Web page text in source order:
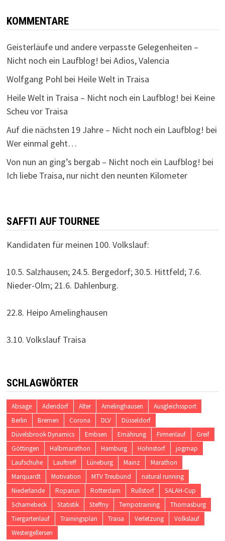
KOMMENTARE
Geisterläufe und andere verpasste Gelegenheiten –
Nicht noch ein Laufblog! bei Adios, Valencia
Wolfgang Pohl bei Heile Welt in Traisa
Heile Welt in Traisa – Nicht noch ein Laufblog! bei Keine
Scheu vor Traisa
Auf die nächsten 19 Jahre – Nicht noch ein Laufblog! bei
Wer einmal geht…
Von nun an ging’s bergab – Nicht noch ein Laufblog! bei
Ich liebe Traisa, nur nicht den neunten Kilometer
SAFFTI AUF TOURNEE
Kandidaten für meinen 100. Volkslauf:
10.5. Salzhausen; 24.5. Bergedorf; 30.5. Hittfeld; 7.6.
Nieder-Olm; 21.6. Dahlenburg.
22.8. Heipo Amelinghausen
3.10. Volkslauf Traisa
SCHLAGWÖRTER
Absage Adendorf Alter Amelinghausen
Ausgleichssport
Berlin
Bremen Corona DLV
Düsseldorf
Düvelsbrook Dynamics
Embsen Ernährung Firmenlauf
Greif
Göttingen
Halbmarathon Hamburg Hohnstorf
jogmap
Laufschuhe
Lauftreff Lüneburg Mainz
Marathon
Marquardt
Motivation MTV Treubund
natural running
Niederlande
Roparun Rotterdam Rullstorf
SALAH-Cup
Scharnebeck
Statistik Steffny Tempotraining
Thomasburg
Tiergartenlauf
Trainingsplan Traisa Verletzung
Volkslauf
Westergellersen